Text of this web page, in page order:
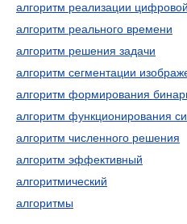
алгоритм реализации
алгоритм реального времени
алгоритм решения задачи
алгоритм сегментации
алгоритм формирования
алгоритм функционирования
алгоритм численного решения
алгоритм эффективный
алгоритмический
алгоритмы